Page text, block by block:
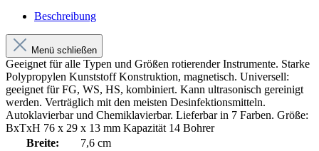
Beschreibung
Menü schließen
Geeignet für alle Typen und Größen rotierender Instrumente. Starke
Polypropylen Kunststoff Konstruktion, magnetisch. Universell:
geeignet für FG, WS, HS, kombiniert. Kann ultrasonisch gereinigt
werden. Verträglich mit den meisten Desinfektionsmitteln.
Autoklavierbar und Chemiklavierbar. Lieferbar in 7 Farben. Größe:
BxTxH 76 x 29 x 13 mm Kapazität 14 Bohrer
Breite:
7,6 cm